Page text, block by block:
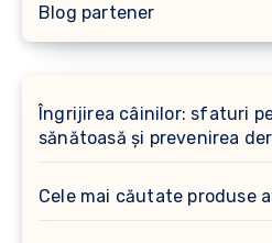
Blog partener
Îngrijirea câinilor: sfaturi
sănătoasă și prevenirea
Cele mai căutate produse